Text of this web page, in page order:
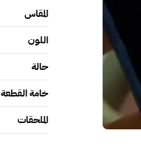
المقاس
اللون
حالة
خامة القطعة
الملحقات